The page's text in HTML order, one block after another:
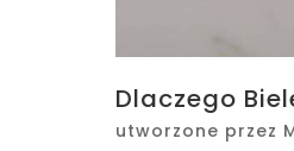
Dlaczego
utworzone przez